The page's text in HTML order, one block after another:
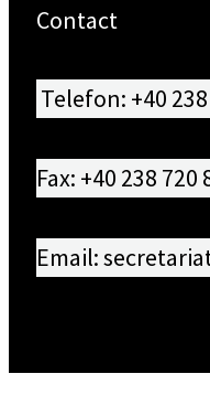
Contact
Telefon: +40
Fax: +40 238 720
Email: